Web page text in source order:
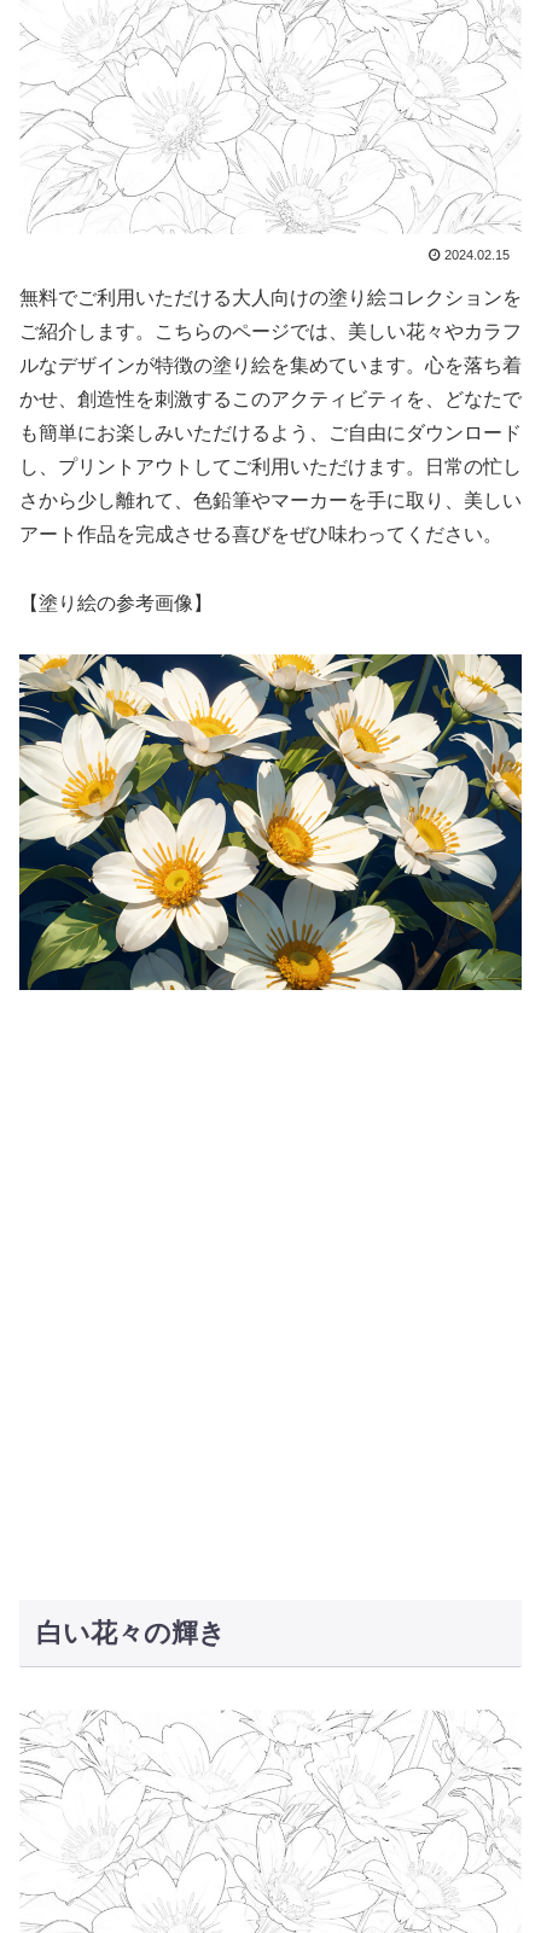
2024.02.15
無料でご利用いただける大人向けの塗り絵コレクションを
ご紹介します。こちらのページでは、美しい花々やカラフ
ルなデザインが特徴の塗り絵を集めています。心を落ち着
かせ、創造性を刺激するこのアクティビティを、どなたで
も簡単にお楽しみいただけるよう、ご自由にダウンロード
し、プリントアウトしてご利用いただけます。日常の忙し
さから少し離れて、色鉛筆やマーカーを手に取り、美しい
アート作品を完成させる喜びをぜひ味わってください。
【塗り絵の参考画像】
白い花々の輝き